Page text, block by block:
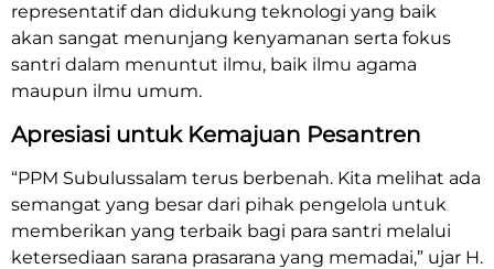
representatif dan didukung teknologi yang baik
akan sangat menunjang kenyamanan serta fokus
santri dalam menuntut ilmu, baik ilmu agama
maupun ilmu umum.
Apresiasi untuk Kemajuan Pesantren
“PPM Subulussalam terus berbenah. Kita melihat ada
semangat yang besar dari pihak pengelola untuk
memberikan yang terbaik bagi para santri melalui
ketersediaan sarana prasarana yang memadai,” ujar H.